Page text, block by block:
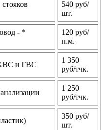
540 руб/
шт.
- *
120 руб/
п.м.
ХВС и ГВС
1 350
руб/тчк.
1 250
руб/тчк.
350 руб/
шт.